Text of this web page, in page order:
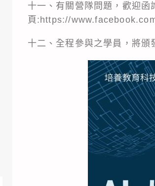
十一、有關營隊問題，歡迎
頁:https://
十二、全程參與之學員，將頒